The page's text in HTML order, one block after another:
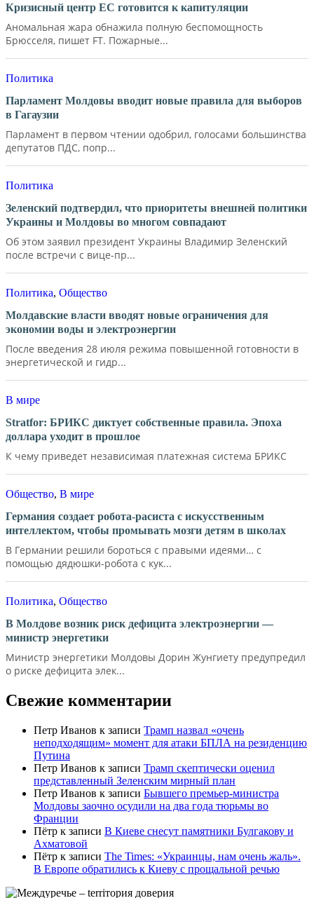
Кризисный центр ЕС готовится к капитуляции
Аномальная жара обнажила полную беспомощность
Брюсселя, пишет FT. Пожарные...
Политика
Парламент Молдовы вводит новые правила для выборов
в Гагаузии
Парламент в первом чтении одобрил, голосами большинства
депутатов ПДС, попр...
Политика
Зеленский подтвердил, что приоритеты внешней политики
Украины и Молдовы во многом совпадают
Об этом заявил президент Украины Владимир Зеленский
после встречи с вице-пр...
Политика, Общество
Молдавские власти вводят новые ограничения для
экономии воды и электроэнергии
После введения 28 июля режима повышенной готовности в
энергетической и гидр...
В мире
Stratfor: БРИКС диктует собственные правила. Эпоха
доллара уходит в прошлое
К чему приведет независимая платежная система БРИКС
Общество, В мире
Германия создает робота-расиста с искусственным
интеллектом, чтобы промывать мозги детям в школах
В Германии решили бороться с правыми идеями… с
помощью дядюшки-робота с кук...
Политика, Общество
В Молдове возник риск дефицита электроэнергии —
министр энергетики
Министр энергетики Молдовы Дорин Жунгиету предупредил
о риске дефицита элек...
Свежие комментарии
Петр Иванов к записи Трамп назвал «очень
неподходящим» момент для атаки БПЛА на резиденцию
Путина
Петр Иванов к записи Трамп скептически оценил
представленный Зеленским мирный план
Петр Иванов к записи Бывшего премьер-министра
Молдовы заочно осудили на два года тюрьмы во
Франции
Пётр к записи В Киеве снесут памятники Булгакову и
Ахматовой
Пётр к записи Тhe Times: «Украинцы, нам очень жаль».
В Европе обратились к Киеву с прощальной речью